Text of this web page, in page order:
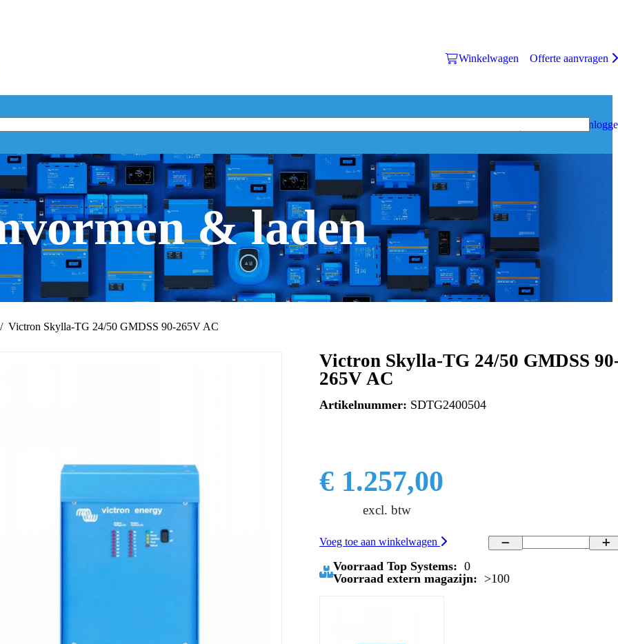
Winkelwagen Offerte aanvragen
& laden
Victron Skylla-TG 24/50 GMDSS 90-265V AC
Victron Skylla-TG 24/50 GMDSS
265V AC
Artikelnummer: SDTG2400504
€ 1.257,00
excl. btw
Voeg toe aan winkelwagen
Voorraad Top Systems: 0
Voorraad extern magazijn: >100